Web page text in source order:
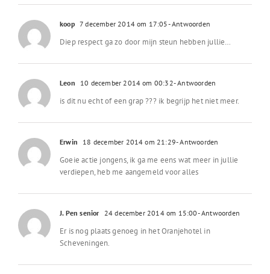
koop 7 december 2014 om 17:05- Antwoorden
Diep respect ga zo door mijn steun hebben jullie…
Leon 10 december 2014 om 00:32- Antwoorden
is dit nu echt of een grap ??? ik begrijp het niet meer.
Erwin 18 december 2014 om 21:29- Antwoorden
Goeie actie jongens, ik ga me eens wat meer in jullie
verdiepen, heb me aangemeld voor alles
J. Pen senior 24 december 2014 om 15:00- Antwoorden
Er is nog plaats genoeg in het Oranjehotel in
Scheveningen.